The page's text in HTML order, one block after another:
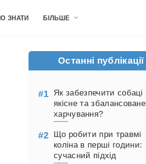
ЗНАТИ БІЛЬШЕ
Останні публікації
Як забезпечити собаці
якісне та збалансоване
харчування?
Що робити при травмі
коліна в перші години:
сучасний підхід